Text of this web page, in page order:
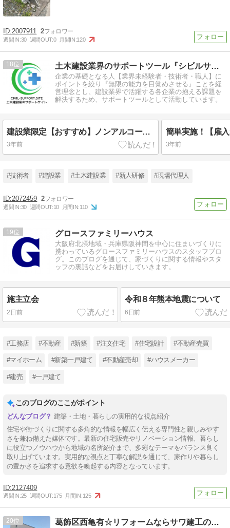
2007911 2
週間IN:30 週間OUT:0 月間IN:120
18 土木建設業界のサポートツール『シビルサポートサイト』
企業の基礎となる人【業界未経験者・技術者・職人】に
ポイントを絞り『無限の能力を目覚めさせる』ことを経
営理念とし、建設業界で活躍する各企業の抱える課題を
解決するため、サポートツールとして活動しています。
建設業限定【おすすめ】ノンアルコールレモンサワー『現場お疲れ』
3年前 3年前
#技術者 #建設業 #土木建設業 #新人研修 #現場代理人
2072459 2
週間IN:30 週間OUT:10 月間IN:110
19 グロースファミリーハウス
大阪府北摂地域・兵庫県阪神間を中心に住まいづくりに
携わっているグロースファミリーハウスのスタッフブロ
グ。このブログを通じて、家づくりに関する情報やスタ
ッフの裏話などをお届けしていきます。
施主立会
2日前
令和８年熊本地震について
6日前
#工務店 #不動産 #新築 #注文住宅 #住宅設計 #不動産売買
#マイホーム #新築一戸建て #不動産売却 #ハウスメーカー
#建売 #一戸建て
このブログのここがポイント
建築・土地・暮らしの実用的な視点紹介
住宅や街づくりに関する多角的な情報を幅広く伝える専門性と親しみやす
さを兼ね備えた媒体です。最新の住宅販売やリノベーション情報、暮らし
に役立つノウハウから地域の名所紹介まで、多彩なテーマをバランス良く
取り上げています。実用的な視点と丁寧な解説を通じて、家作りや暮らし
の豊かさを追求する意欲を喚起する内容となっています。
2127409
週間IN:25 週間OUT:175 月間IN:125
20 葛飾区西亀有☆リフォームならサワ建工のブログ☆足立区